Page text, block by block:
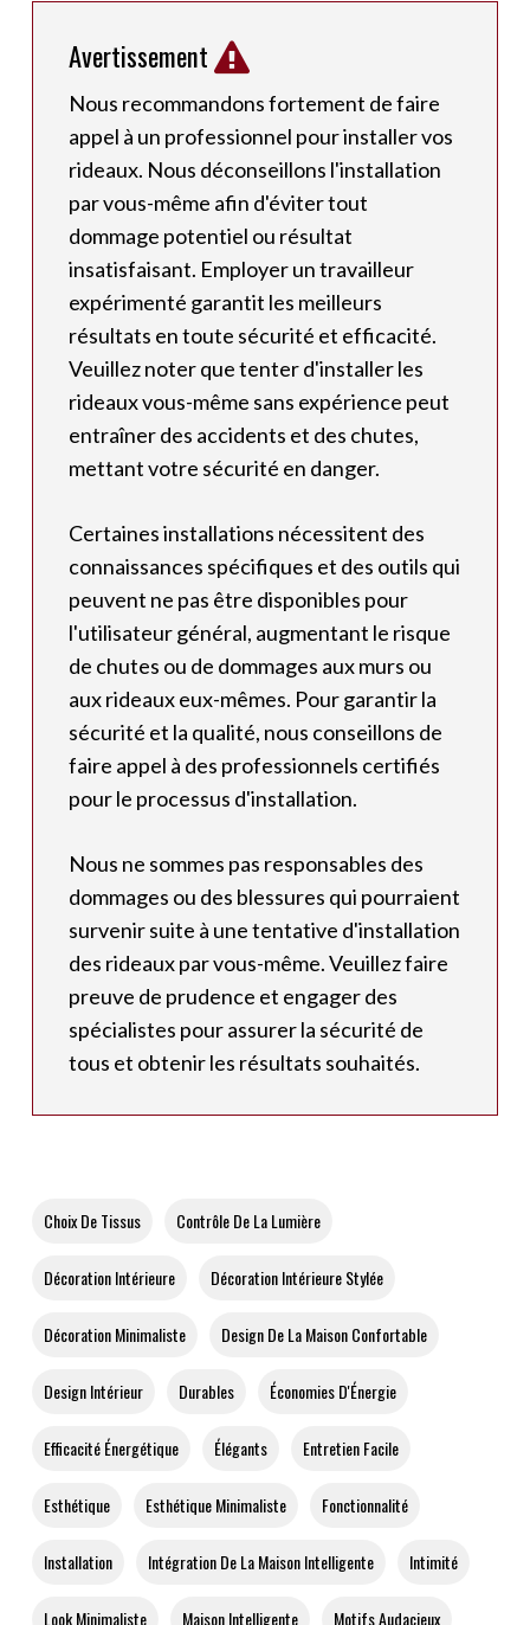
Avertissement
Nous recommandons fortement de faire
appel à un professionnel pour installer vos
rideaux. Nous déconseillons l'installation
par vous-même afin d'éviter tout
dommage potentiel ou résultat
insatisfaisant. Employer un travailleur
expérimenté garantit les meilleurs
résultats en toute sécurité et efficacité.
Veuillez noter que tenter d'installer les
rideaux vous-même sans expérience peut
entraîner des accidents et des chutes,
mettant votre sécurité en danger.
Certaines installations nécessitent des
connaissances spécifiques et des outils qui
peuvent ne pas être disponibles pour
l'utilisateur général, augmentant le risque
de chutes ou de dommages aux murs ou
aux rideaux eux-mêmes. Pour garantir la
sécurité et la qualité, nous conseillons de
faire appel à des professionnels certifiés
pour le processus d'installation.
Nous ne sommes pas responsables des
dommages ou des blessures qui pourraient
survenir suite à une tentative d'installation
des rideaux par vous-même. Veuillez faire
preuve de prudence et engager des
spécialistes pour assurer la sécurité de
tous et obtenir les résultats souhaités.
Choix De Tissus Contrôle De La Lumière
Décoration Intérieure Décoration Intérieure Stylée
Décoration Minimaliste Design De La Maison Confortable
Design Intérieur Durables Économies D'Énergie
Efficacité Énergétique Élégants Entretien Facile
Esthétique Esthétique Minimaliste Fonctionnalité
Installation Intégration De La Maison Intelligente Intimité
Look Minimaliste Maison Intelligente Motifs Audacieux